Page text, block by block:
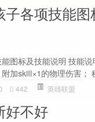
子各项技能
图标及技能说明 技能
加skill×1的物理伤害；
442 英雄联盟
好不好